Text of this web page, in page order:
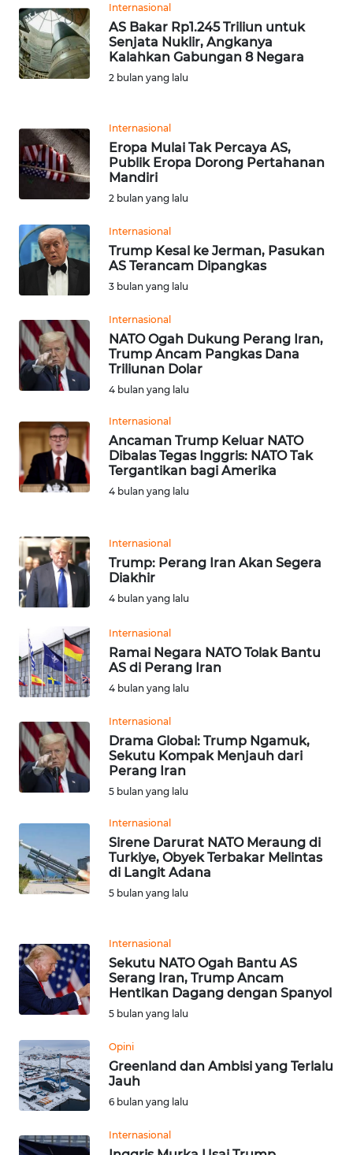
Internasional
AS Bakar Rp1.245 Triliun untuk
Senjata Nuklir, Angkanya
Kalahkan Gabungan 8 Negara
2 bulan yang lalu
Internasional
Eropa Mulai Tak Percaya AS,
Publik Eropa Dorong Pertahanan
Mandiri
2 bulan yang lalu
Internasional
Trump Kesal ke Jerman, Pasukan
AS Terancam Dipangkas
3 bulan yang lalu
Internasional
NATO Ogah Dukung Perang Iran,
Trump Ancam Pangkas Dana
Triliunan Dolar
4 bulan yang lalu
Internasional
Ancaman Trump Keluar NATO
Dibalas Tegas Inggris: NATO Tak
Tergantikan bagi Amerika
4 bulan yang lalu
Internasional
Trump: Perang Iran Akan Segera
Diakhir
4 bulan yang lalu
Internasional
Ramai Negara NATO Tolak Bantu
AS di Perang Iran
4 bulan yang lalu
Internasional
Drama Global: Trump Ngamuk,
Sekutu Kompak Menjauh dari
Perang Iran
5 bulan yang lalu
Internasional
Sirene Darurat NATO Meraung di
Turkiye, Obyek Terbakar Melintas
di Langit Adana
5 bulan yang lalu
Internasional
Sekutu NATO Ogah Bantu AS
Serang Iran, Trump Ancam
Hentikan Dagang dengan Spanyol
5 bulan yang lalu
Opini
Greenland dan Ambisi yang Terlalu
Jauh
6 bulan yang lalu
Internasional
OPINI
EDITORIAL
INDEKS
BERITA
INFO
IKLAN
KAMI
PEDOMAN
MEDIA
REDAKSI
KARIR
Wahana
News
Regional
WN
SUMUT
WN
WN
JABAR
WN
NTT
KEPRI
WN
PAPUA
WN
PAPUA
BARAT
RIAU